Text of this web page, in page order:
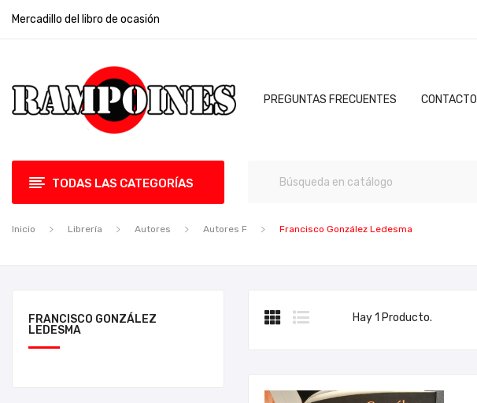
Mercadillo del libro de ocasión
PREGUNTAS FRECUENTES CONTACTO
TODAS LAS CATEGORÍAS
Inicio Librería Autores Autores F Francisco González Ledesma
FRANCISCO GONZÁLEZ
LEDESMA
Hay 1 Producto.